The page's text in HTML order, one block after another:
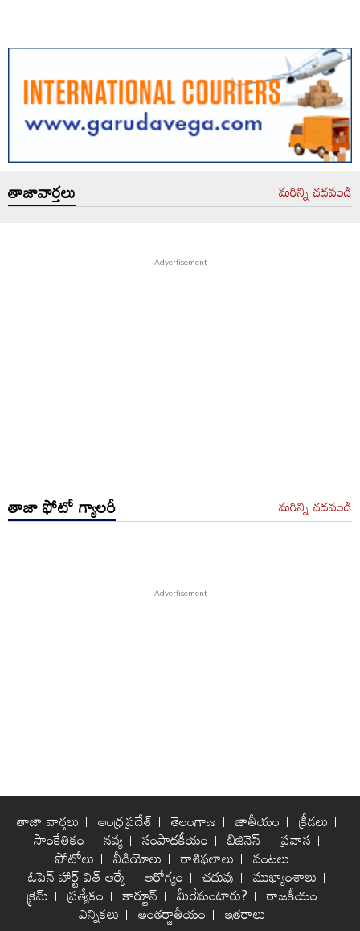
తాజావార్తలు మరిన్ని చదవండి
తాజా ఫోటో గ్యాలరీ మరిన్ని చదవండి
తాజా వార్తలు ఆంధ్రప్రదేశ్ తెలంగాణ జాతీయం క్రీడలు
సాంకేతికం నవ్య సంపాదకీయం బిజినెస్ ప్రవాస
ఫోటోలు వీడియోలు రాశిఫలాలు వంటలు
ఓపెన్ హార్ట్ విత్ ఆర్కే ఆరోగ్యం చదువు ముఖ్యాంశాలు
క్రైమ్ ప్రత్యేకం కార్టూన్ మీరేమంటారు? రాజకీయం
ఎన్నికలు అంతర్జాతీయం ఇతరాలు